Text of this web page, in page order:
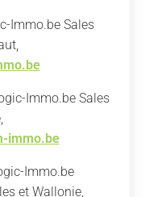
Immo.be Sales
Immo.be Sales
immo.be
Immo.be
et Wallonie,